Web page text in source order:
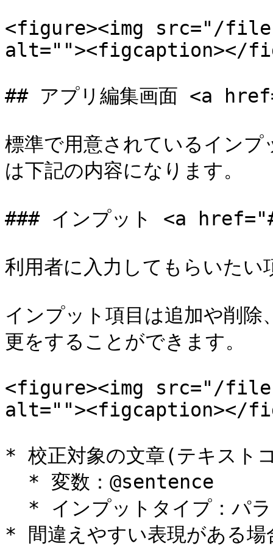
<figure><img src="/files/
alt=""><figcaption></
## アプリ編集画面 <a
標準で用意されているインプ
は下記の内容になります。
### インプット <a
利用者に入力してもらいた
インプット項目は追加や削
更をすることができます。
<figure><img src="/files/
alt=""><figcaption></
* 校正対象の文章(テキスト
* 間違えやすい表現がある場